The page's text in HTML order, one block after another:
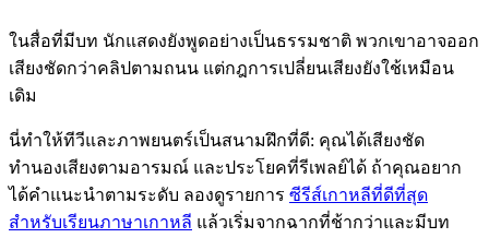
ในสื่อที่มีบท นักแสดงยังพูดอย่างเป็นธรรมชาติ พวกเขาอาจออก
เสียงชัดกว่าคลิปตามถนน แต่กฎการเปลี่ยนเสียงยังใช้เหมือน
เดิม
นี่ทำให้ทีวีและภาพยนตร์เป็นสนามฝึกที่ดี: คุณได้เสียงชัด
ทำนองเสียงตามอารมณ์ และประโยคที่รีเพลย์ได้ ถ้าคุณอยาก
ได้คำแนะนำตามระดับ ลองดูรายการ ซีรีส์เกาหลีที่ดีที่สุด
สำหรับเรียนภาษาเกาหลี แล้วเริ่มจากฉากที่ช้ากว่าและมีบท